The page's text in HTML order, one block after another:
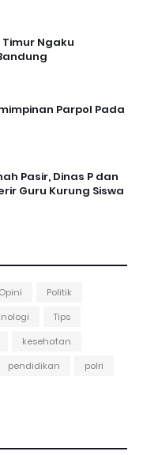
Ngaku
Parpol Pada
Pasir, Dinas P dan
Guru Kurung Siswa
Opini
Politik
Tips
kesehatan
pendidikan
polri